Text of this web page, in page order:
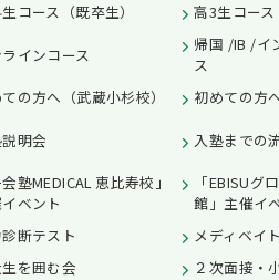
コース（既卒生） 高3生コース
インコース
帰国 /IB /イ
ス
の方へ（武蔵小杉校）
初めての方
明会 入塾までの
会塾MEDICAL 恵比寿校」
ベント
「EBISUグ
館」主催イ
断テスト
メディベイト
を囲む会 ２次面接・